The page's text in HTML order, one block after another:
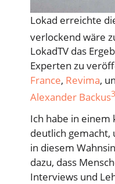
Lokad erreichte
verlockend wäre
LokadTV das
Experten zu
France, Revima,
Alexander Backus3
Ich habe in einem
deutlich gemacht,
in diesem
dazu, dass
Interviews und